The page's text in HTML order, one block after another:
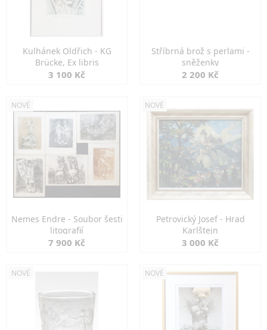
Kulhánek Oldřich - KG
Brücke, Ex libris
3 100 Kč
Stříbrná brož s perlami -
sněženky
2 200 Kč
NOVÉ
Nemes Endre - Soubor šesti
litografií
7 900 Kč
NOVÉ
Petrovický Josef - Hrad
Karlštejn
3 000 Kč
NOVÉ NOVÉ